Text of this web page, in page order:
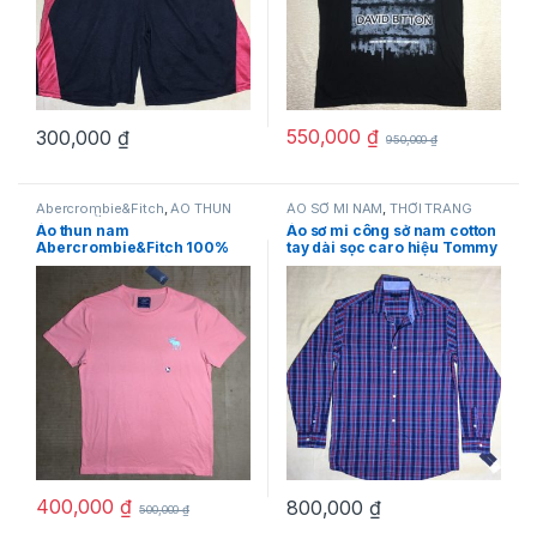
300,000 ₫ 550,000 ₫ 950,000₫
Abercrombie&Fitch ÁO THUN
NAM THỜI TRANG NAM
Áo thun nam
Abercrombie&Fitch 100%
cotton cổ tròn ngắn tay màu
cà rốt size S chính hãng
hàng mỹ
400,000 ₫ 500,000₫
ÁO SƠ MI NAM ,THỜI TRANG
NAM Tommy Hilfiger
Áo sơ mi công sở nam cotton
tay dài sọc caro hiệu Tommy
Hilfiger size 18
800,000 ₫